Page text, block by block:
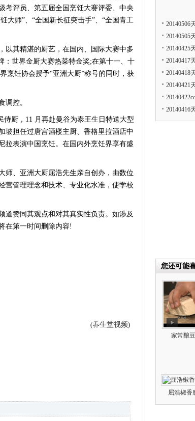
考评员、第五届全国烹饪大赛评委、中央
大师”、“全国新长征突击手”、“全国青工
其精湛的厨艺，在国内、国际大赛中多
：世界金厨大赛热菜特金奖;在第十一、十
烹饪协会授予“亚洲大厨”称号的同时，获
控。
厨，11 月再赴曼谷为泰王生日特送大型
坡担任过唐宫酒楼主厨、香格里拉酒店中
拉表演中国烹饪。在国内外烹饪界享有盛
、亚洲大厨屈浩先生亲自创办，由数位
营管理理念和技术、专业化水准，使学校
道赞同其观点和对其真实性负责。如涉及
在第一时间删除内容!
(养生堂视频)
20140506
20140505
20140425
20140417
20140418
20140421
20140416
您还可能
家常酿
屈浩椒香